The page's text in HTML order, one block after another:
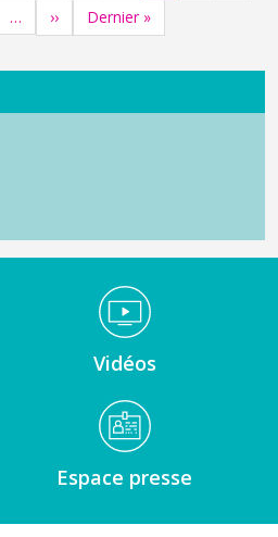
… Page suivante
›› Dernière page
Dernier »
Vidéos
Espace presse